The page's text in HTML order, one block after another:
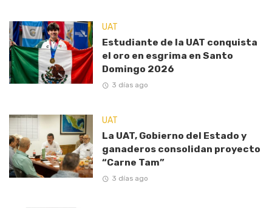
UAT
Estudiante de la UAT conquista
el oro en esgrima en Santo
Domingo 2026
3 días ago
UAT
La UAT, Gobierno del Estado y
ganaderos consolidan proyecto
“Carne Tam”
3 días ago